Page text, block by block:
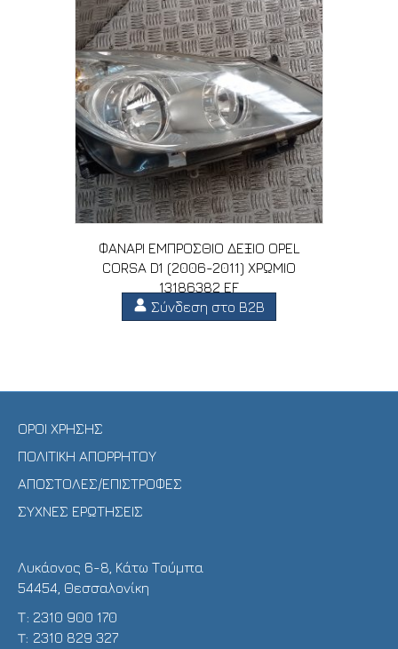
ΦΑΝΑΡΙ ΕΜΠΡΟΣΘΙΟ ΔΕΞΙΟ OPEL
CORSA D1 (2006-2011) ΧΡΩΜΙΟ
13186382 EF
Σύνδεση στο B2B
ΟΡΟΙ ΧΡΗΣΗΣ
ΠΟΛΙΤΙΚΗ ΑΠΟΡΡΗΤΟΥ
ΑΠΟΣΤΟΛΕΣ/ΕΠΙΣΤΡΟΦΕΣ
ΣΥΧΝΕΣ ΕΡΩΤΗΣΕΙΣ
Λυκάονος 6-8, Κάτω Τούμπα
54454, Θεσσαλονίκη
Τ: 2310 900 170
T: 2310 829 327